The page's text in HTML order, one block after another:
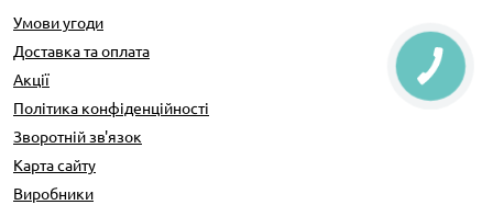
Умови угоди
Доставка та оплата
Акції
Політика конфіденційності
Зворотній зв'язок
Карта сайту
Виробники